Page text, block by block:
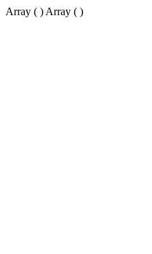
Array ( ) Array ( )